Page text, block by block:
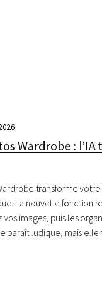
Wardrobe : l’IA
transforme
La nouvelle fonction
vos images, puis les
paraît ludique, mais elle